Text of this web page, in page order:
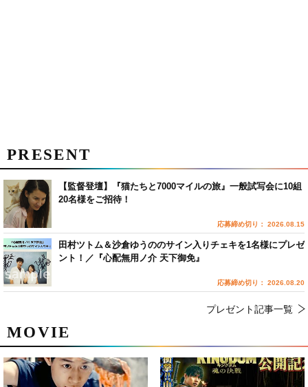
MOVIE
PRESENT
【監督登壇】『猫たちと7000マイルの旅』一般試写会に10組
20名様をご招待！
応募締め切り： 2026.08.15
田村ツトム＆沙倉ゆうののサイン入りチェキを1名様にプレゼ
ント！／『心配無用ノ介 天下御免』
応募締め切り： 2026.08.20
プレゼント記事一覧